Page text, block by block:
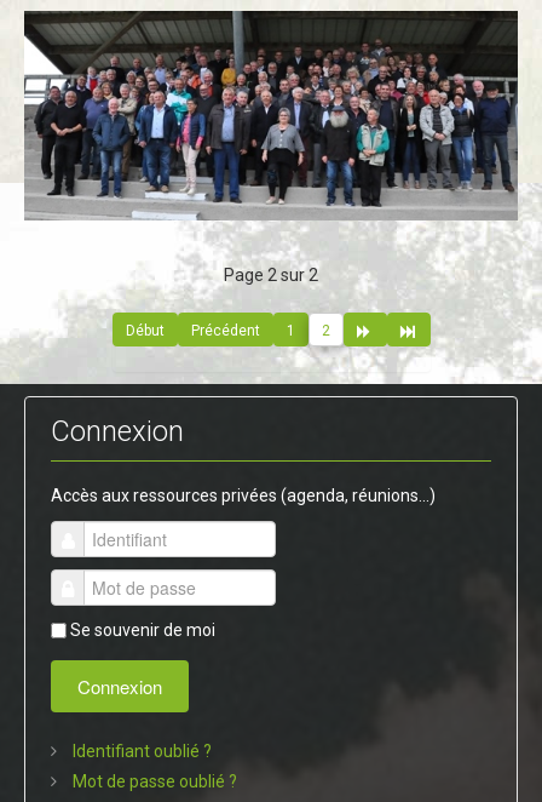
Page 2 sur 2
Début Précédent 1 2
Connexion
Accès aux ressources privées (agenda, réunions...)
Se souvenir de moi
Connexion
Identifiant oublié ?
Mot de passe oublié ?